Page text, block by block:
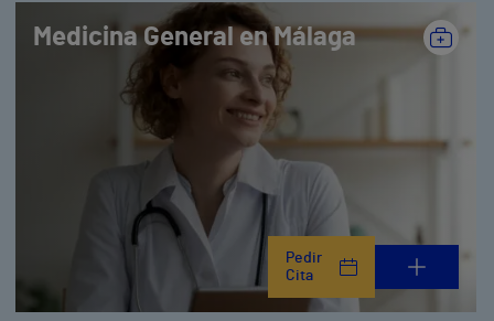
Medicina General en Málaga
Pedir
Cita